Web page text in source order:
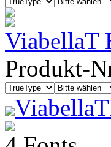
ViabellaT
Produkt-